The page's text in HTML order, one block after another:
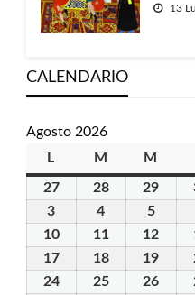
13
CALENDARIO
Agosto 2026
L
M martedì
M
2727
Luglio
2026
2828
29
3
Agosto
2026
4
Agosto
2026
55
2026
1010
Agosto
2026
1111
Agosto
2026
12
1717
Agosto
1818
Agosto
19
2424
2525
26